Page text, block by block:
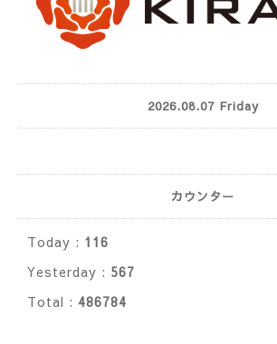
2026.08.07 Friday
カウンター
Today : 116
Yesterday : 567
Total : 486784